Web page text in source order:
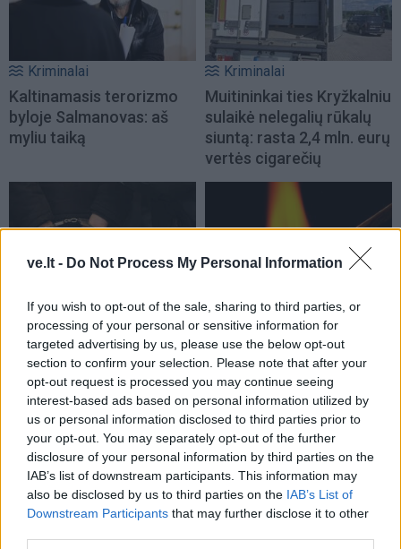
ve.lt - Do Not Process My Personal Information
If you wish to opt-out of the sale, sharing to third parties, or
processing of your personal or sensitive information for
targeted advertising by us, please use the below opt-out
section to confirm your selection. Please note that after your
opt-out request is processed you may continue seeing
interest-based ads based on personal information utilized by
us or personal information disclosed to third parties prior to
your opt-out. You may separately opt-out of the further
disclosure of your personal information by third parties on the
IAB’s list of downstream participants. This information may
also be disclosed by us to third parties on the IAB’s List of
Downstream Participants that may further disclose it to other
Kriminalai
Kaltinamasis terorizmo
byloje Salmanovas: aš
myliu taiką
Kriminalai
Muitininkai ties Kryžkalniu
sulaikė nelegalių rūkalų
siuntą: rasta 2,4 mln. eurų
vertės cigarečių
Kriminalai
Informacija apie Rusijoje
už šnipinėjimą nuteistą
Lietuvos pilietį žvalgybai
yra žinoma
Kriminalai
Padegėjas į kiemą tyliai
įsliūkino naktį: tamsą
nušvietė pastatą apėmusi
liepsna